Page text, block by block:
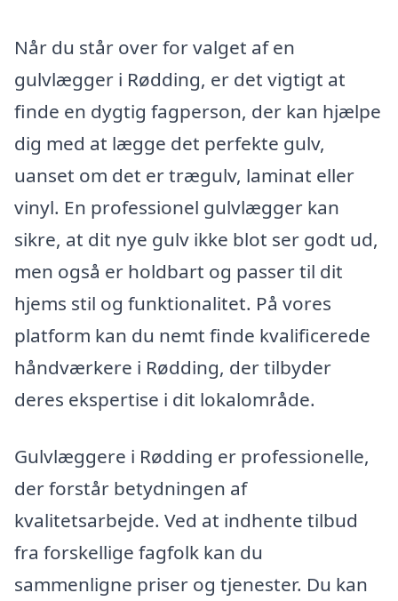
Når du står over for valget af en
gulvlægger i Rødding, er det vigtigt at
finde en dygtig fagperson, der kan hjælpe
dig med at lægge det perfekte gulv,
uanset om det er trægulv, laminat eller
vinyl. En professionel gulvlægger kan
sikre, at dit nye gulv ikke blot ser godt ud,
men også er holdbart og passer til dit
hjems stil og funktionalitet. På vores
platform kan du nemt finde kvalificerede
håndværkere i Rødding, der tilbyder
deres ekspertise i dit lokalområde.
Gulvlæggere i Rødding er professionelle,
der forstår betydningen af
kvalitetsarbejde. Ved at indhente tilbud
fra forskellige fagfolk kan du
sammenligne priser og tjenester. Du kan